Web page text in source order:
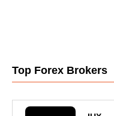
Top Forex Brokers